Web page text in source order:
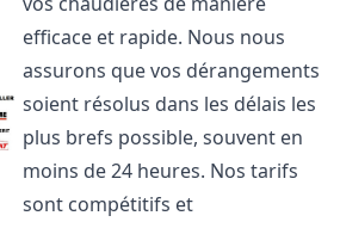
efficace et rapide. Nous nous
assurons que vos dérangements
soient résolus dans les délais les
plus brefs possible, souvent en
moins de 24 heures. Nos tarifs
sont compétitifs et